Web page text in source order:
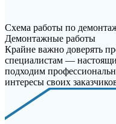
Схема работы по
Демонтажные работы
Крайне важно доверять
специалистам —
подходим
интересы своих